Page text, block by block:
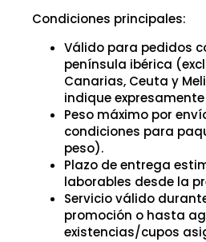
Condiciones principales:
Válido para pedidos
península ibérica
Canarias, Ceuta y
indique
Peso máximo por
condiciones para
peso).
Plazo de entrega
laborables desde la
Servicio válido
promoción o hasta
existencias/cupos